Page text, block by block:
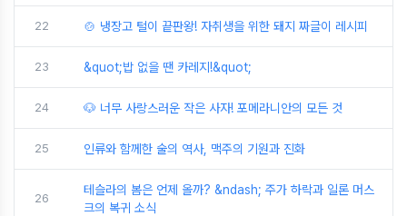
22 🍲 냉장고 털이 끝판왕! 자취생을 위한 돼지 짜글이 레시피
23 &quot;밥 없을 땐 카레지!&quot;
24 🐶 너무 사랑스러운 작은 사자! 포메라니안의 모든 것
25 인류와 함께한 술의 역사, 맥주의 기원과 진화
26
테슬라의 봄은 언제 올까? &ndash; 주가 하락과 일론 머스
크의 복귀 소식